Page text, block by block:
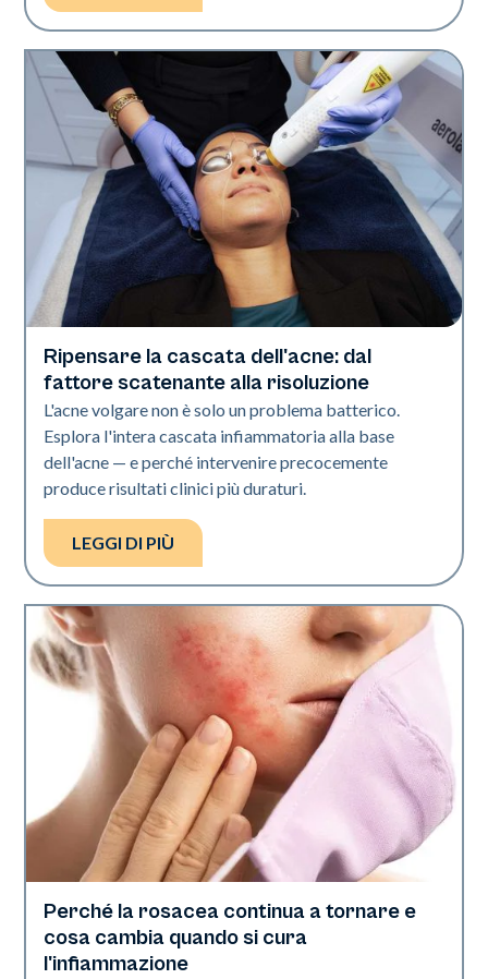
Salute della pelle
Ripensare la cascata dell'acne: dal
fattore scatenante alla risoluzione
L'acne volgare non è solo un problema batterico.
Esplora l'intera cascata infiammatoria alla base
dell'acne — e perché intervenire precocemente
produce risultati clinici più duraturi.
LEGGI DI PIÙ
Salute della pelle
Perché la rosacea continua a tornare e
cosa cambia quando si cura
l'infiammazione